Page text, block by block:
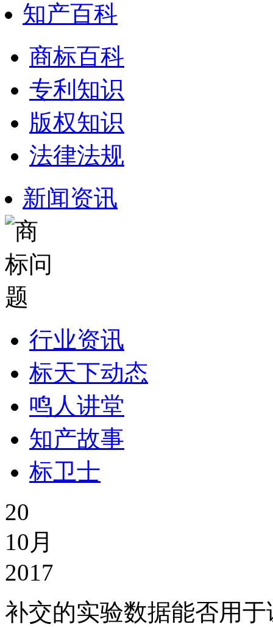
知产百科
商标百科
专利知识
版权知识
法律法规
新闻资讯
行业资讯
标天下动态
鸣人讲堂
知产故事
标卫士
20
10月
2017
补交的实验数据能否用